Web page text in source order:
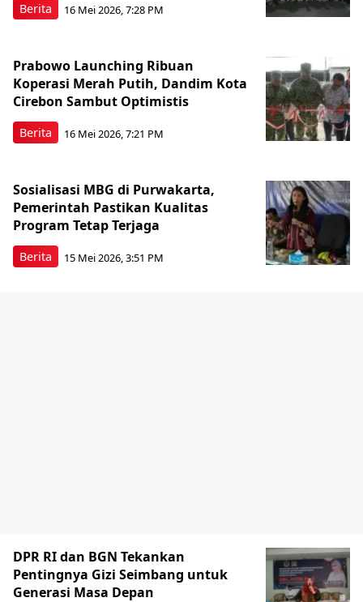
Berita 16 Mei 2026, 7:28 PM
Berita
Prabowo Launching Ribuan
Koperasi Merah Putih, Dandim Kota
Cirebon Sambut Optimistis
16 Mei 2026, 7:21 PM
Berita
Sosialisasi MBG di Purwakarta,
Pemerintah Pastikan Kualitas
Program Tetap Terjaga
15 Mei 2026, 3:51 PM
DPR RI dan BGN Tekankan
Pentingnya Gizi Seimbang untuk
Generasi Masa Depan